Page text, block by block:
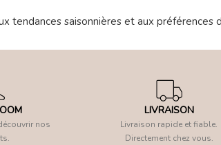
tendances saisonnières et aux
nos
LIVRAISON
Livraison rapide et fiable.
Directement chez vous.